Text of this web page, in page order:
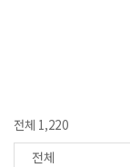
전체 1,220